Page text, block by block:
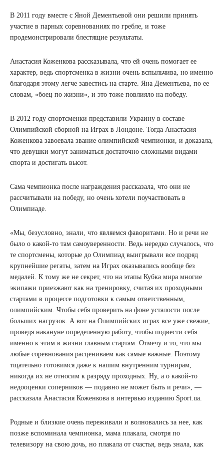
В 2011 году вместе с Яной Дементьевой они решили принять
участие в парных соревнованиях по гребле, и тоже
продемонстрировали блестящие результаты.
Анастасия Коженкова рассказывала, что ей очень помогает ее
характер, ведь спортсменка в жизни очень вспыльчива, но именно
благодаря этому легче завестись на старте. Яна Дементьева, по ее
словам, «боец по жизни», и это тоже повлияло на победу.
В 2012 году спортсменки представили Украину в составе
Олимпийской сборной на Играх в Лондоне. Тогда Анастасия
Коженкова завоевала звание олимпийской чемпионки, и доказала,
что девушки могут заниматься достаточно сложными видами
спорта и достигать высот.
Сама чемпионка после награждения рассказала, что они не
рассчитывали на победу, но очень хотели поучаствовать в
Олимпиаде.
«Мы, безусловно, знали, что являемся фаворитами. Но и речи не
было о какой-то там самоуверенности. Ведь нередко случалось, что
те спортсмены, которые до Олимпиад выигрывали все подряд
крупнейшие регаты, затем на Играх оказывались вообще без
медалей. К тому же не секрет, что на этапы Кубка мира многие
экипажи приезжают как на тренировку, считая их проходными
стартами в процессе подготовки к самым ответственным,
олимпийским. Чтобы себя проверить на фоне усталости после
больших нагрузок. А вот на Олимпийских играх все уже свежие,
проведя накануне определенную работу, чтобы подвести себя
именно к этим в жизни главным стартам. Отмечу и то, что мы
любые соревнования расцениваем как самые важные. Поэтому
тщательно готовимся даже к нашим внутренним турнирам,
никогда их не относим к разряду проходных. Ну, а о какой-то
недооценки соперников — подавно не может быть и речи», —
рассказала Анастасия Коженкова в интервью изданию Sport.ua.
Родные и близкие очень переживали и волновались за нее, как
позже вспоминала чемпионка, мама плакала, смотря по
телевизору на свою дочь, но плакала от счастья, ведь знала, как